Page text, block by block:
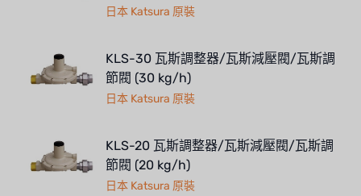
日本 Katsura 原裝
KLS-30 瓦斯調整器/瓦斯減壓閥/瓦斯調
節閥 (30 kg/h)
日本 Katsura 原裝
KLS-20 瓦斯調整器/瓦斯減壓閥/瓦斯調
節閥 (20 kg/h)
日本 Katsura 原裝